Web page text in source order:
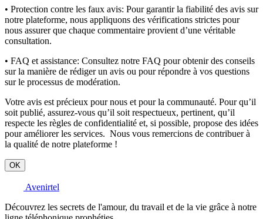
• Protection contre les faux avis: Pour garantir la fiabilité des avis sur
notre plateforme, nous appliquons des vérifications strictes pour
nous assurer que chaque commentaire provient d’une véritable
consultation.
• FAQ et assistance: Consultez notre FAQ pour obtenir des conseils
sur la manière de rédiger un avis ou pour répondre à vos questions
sur le processus de modération.
Votre avis est précieux pour nous et pour la communauté. Pour qu’il
soit publié, assurez-vous qu’il soit respectueux, pertinent, qu’il
respecte les règles de confidentialité et, si possible, propose des idées
pour améliorer les services. Nous vous remercions de contribuer à
la qualité de notre plateforme !
OK
Avenirtel
Découvrez les secrets de l'amour, du travail et de la vie grâce à notre